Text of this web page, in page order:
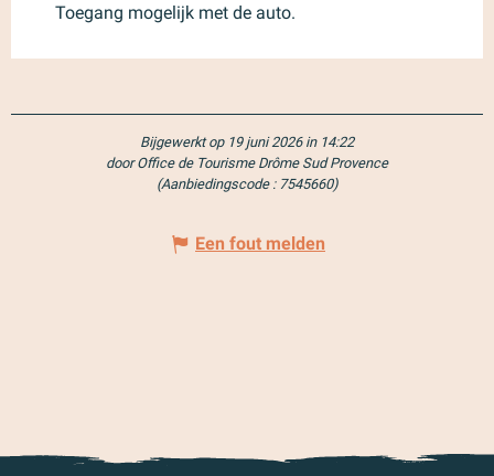
Toegang mogelijk met de auto.
Bijgewerkt op 19 juni 2026 in 14:22
door Office de Tourisme Drôme Sud Provence
(Aanbiedingscode : 7545660)
Een fout melden